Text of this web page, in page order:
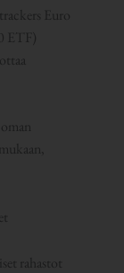
Euro
ETF)
rahastot